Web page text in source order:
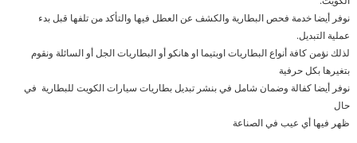
نوفر أيضا خدمة فحص البطارية والكشف عن العطل فيها والتأكد من تلفها قبل بدء
عملية التبديل.
لذلك نؤمن كافة أنواع البطاريات اوبتيما او هانكو أو البطاريات الجل أو السائلة ونقوم
بتغيرها بكل حرفية
نوفر أيضا كفالة وضمان شامل في بنشر تبديل بطاريات سيارات الكويت للبطارية في
حال
ظهر فيها أي عيب في الصناعة